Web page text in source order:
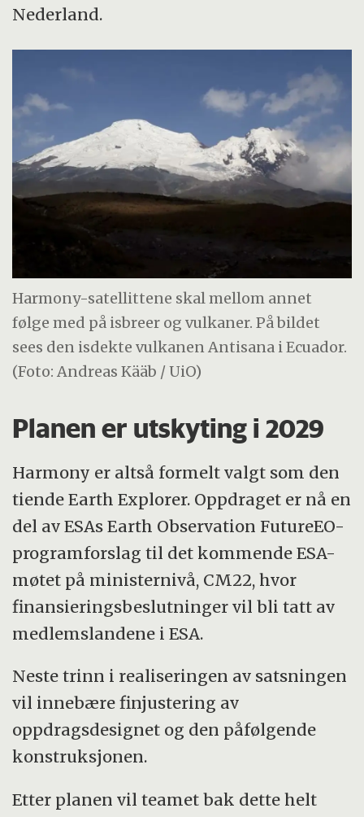
Nederland.
Harmony-satellittene skal mellom annet
følge med på isbreer og vulkaner. På bildet
sees den isdekte vulkanen Antisana i Ecuador.
(Foto: Andreas Kääb / UiO)
Planen er utskyting i 2029
Harmony er altså formelt valgt som den
tiende Earth Explorer. Oppdraget er nå en
del av ESAs Earth Observation FutureEO-
programforslag til det kommende ESA-
møtet på ministernivå, CM22, hvor
finansieringsbeslutninger vil bli tatt av
medlemslandene i ESA.
Neste trinn i realiseringen av satsningen
vil innebære finjustering av
oppdragsdesignet og den påfølgende
konstruksjonen.
Etter planen vil teamet bak dette helt